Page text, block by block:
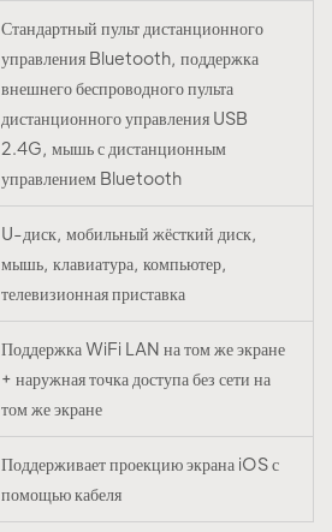
Стандартный пульт дистанционного
управления Bluetooth, поддержка
внешнего беспроводного пульта
дистанционного управления USB
2.4G, мышь с дистанционным
управлением Bluetooth
U-диск, мобильный жёсткий диск,
мышь, клавиатура, компьютер,
телевизионная приставка
Поддержка WiFi LAN на том же экране
+ наружная точка доступа без сети на
том же экране
Поддерживает проекцию экрана iOS с
помощью кабеля